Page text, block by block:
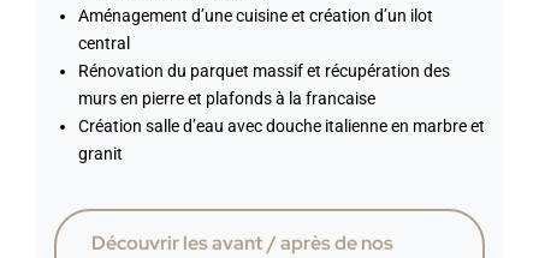
Aménagement d’une cuisine et création d’un ilot
central
Rénovation du parquet massif et récupération des
murs en pierre et plafonds à la francaise
Création salle d’eau avec douche italienne en marbre et
granit
Découvrir les avant / après de nos